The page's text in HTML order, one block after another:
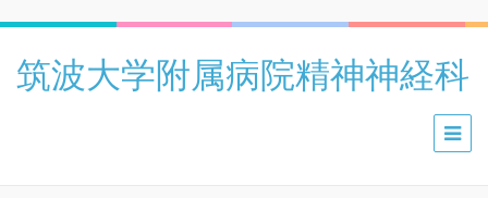
筑波大学附属病院精神神経科